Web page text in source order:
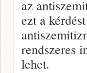
az
ezt a
rendszeres
lehet.